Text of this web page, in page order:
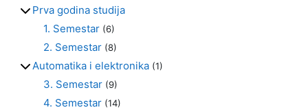
Prva godina studija
1. Semestar (6)
2. Semestar (8)
Automatika i elektronika (1)
3. Semestar (9)
4. Semestar (14)